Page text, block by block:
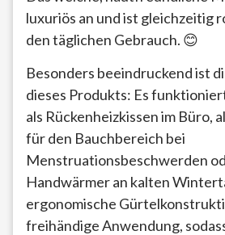
luxuriös an und ist gleichzeitig
den täglichen Gebrauch. 😊
Besonders beeindruckend ist
dieses Produkts: Es
als Rückenheizkissen im Büro,
für den Bauchbereich bei
Menstruationsbeschwerden
Handwärmer an kalten
ergonomische
freihändige Anwendung,